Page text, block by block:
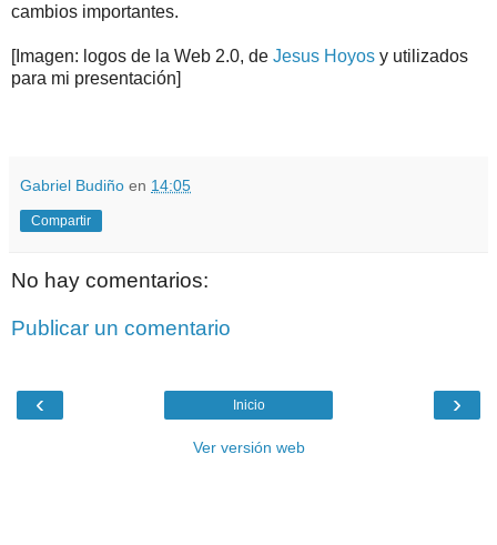
cambios importantes.
[Imagen: logos de la Web 2.0, de Jesus Hoyos y utilizados
para mi presentación]
Gabriel Budiño en 14:05
Compartir
No hay comentarios:
Publicar un comentario
‹ ›
Inicio
Ver versión web